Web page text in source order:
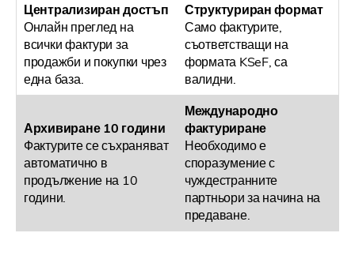
Централизиран достъп
Онлайн преглед на
всички фактури за
продажби и покупки чрез
една база.
Структуриран формат
Само фактурите,
съответстващи на
формата KSeF, са
валидни.
Архивиране 10 години
Фактурите се съхраняват
автоматично в
продължение на 10
години.
Международно
фактуриране
Необходимо е
споразумение с
чуждестранните
партньори за начина на
предаване.